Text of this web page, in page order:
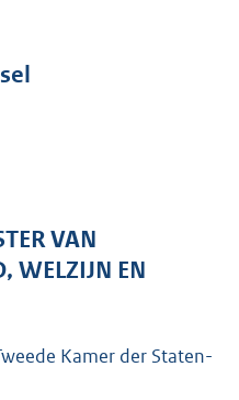
e
:
b
VAN
WELZIJN EN
Kamer der Staten-